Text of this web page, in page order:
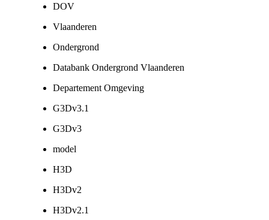
DOV
Vlaanderen
Ondergrond
Databank Ondergrond Vlaanderen
Departement Omgeving
G3Dv3.1
G3Dv3
model
H3D
H3Dv2
H3Dv2.1